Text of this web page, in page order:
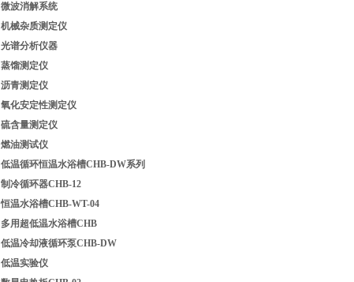
微波消解系统
机械杂质测定仪
光谱分析仪器
蒸馏测定仪
沥青测定仪
氧化安定性测定仪
硫含量测定仪
燃油测试仪
低温循环恒温水浴槽CHB-DW系列
制冷循环器CHB-12
恒温水浴槽CHB-WT-04
多用超低温水浴槽CHB
低温冷却液循环泵CHB-DW
低温实验仪